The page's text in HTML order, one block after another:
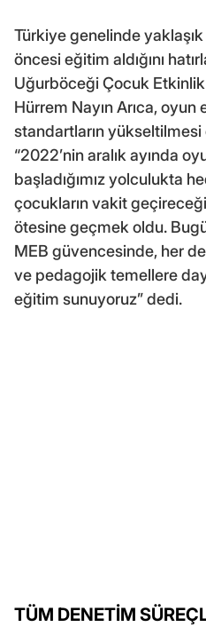
Türkiye genelinde
öncesi eğitim aldığını
Uğurböceği Çocuk
Hürrem Nayın Arıca,
standartların
“2022’nin aralık ayında
başladığımız yolculukta
çocukların vakit
ötesine geçmek oldu.
MEB güvencesinde, her
ve pedagojik temellere
eğitim sunuyoruz” dedi.
TÜM DENETİM